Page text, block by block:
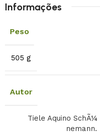
Informações
Peso
505 g
Autor
Tiele Aquino SchÃ¼
nemann.